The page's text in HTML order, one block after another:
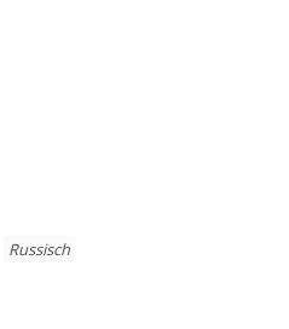
Russisch